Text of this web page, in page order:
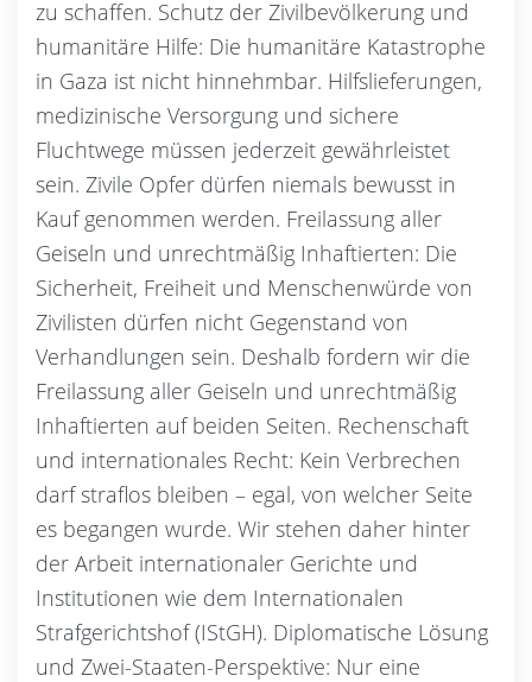
zu schaffen. Schutz der Zivilbevölkerung und
humanitäre Hilfe: Die humanitäre Katastrophe
in Gaza ist nicht hinnehmbar. Hilfslieferungen,
medizinische Versorgung und sichere
Fluchtwege müssen jederzeit gewährleistet
sein. Zivile Opfer dürfen niemals bewusst in
Kauf genommen werden. Freilassung aller
Geiseln und unrechtmäßig Inhaftierten: Die
Sicherheit, Freiheit und Menschenwürde von
Zivilisten dürfen nicht Gegenstand von
Verhandlungen sein. Deshalb fordern wir die
Freilassung aller Geiseln und unrechtmäßig
Inhaftierten auf beiden Seiten. Rechenschaft
und internationales Recht: Kein Verbrechen
darf straflos bleiben – egal, von welcher Seite
es begangen wurde. Wir stehen daher hinter
der Arbeit internationaler Gerichte und
Institutionen wie dem Internationalen
Strafgerichtshof (IStGH). Diplomatische Lösung
und Zwei-Staaten-Perspektive: Nur eine